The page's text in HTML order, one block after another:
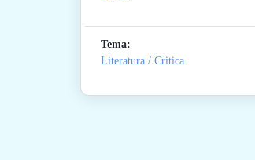
Tema:
Literatura / Critica